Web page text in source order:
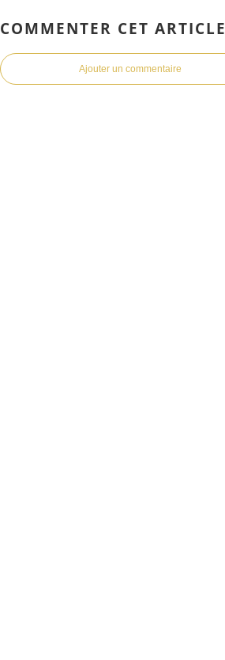
COMMENTER CET ARTICLE
Ajouter un commentaire